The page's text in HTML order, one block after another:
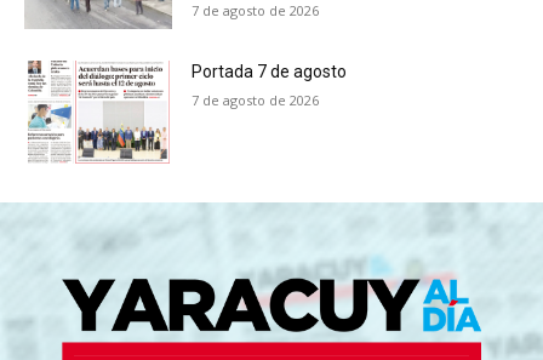
7 de agosto de 2026
Portada 7 de agosto
7 de agosto de 2026